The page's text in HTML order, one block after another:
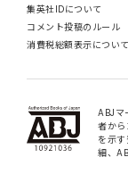
集英社IDについて
コメント投稿のルール
消費税総額表示について
ABJマ
者か
を示
細、